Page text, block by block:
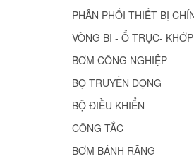
PHÂN PHỐI THIẾT BỊ
VÒNG BI - Ổ TRỤC-
BƠM CÔNG NGHIỆP
BỘ TRUYỀN ĐỘNG
BỘ ĐIỀU KHIỂN
CÔNG TẮC
BƠM BÁNH RĂNG